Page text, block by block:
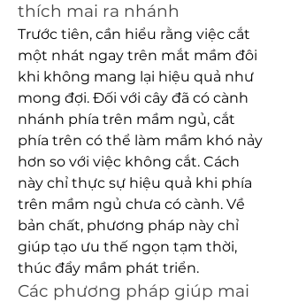
thích mai ra nhánh
Trước tiên, cần hiểu rằng việc cắt
một nhát ngay trên mắt mầm đôi
khi không mang lại hiệu quả như
mong đợi. Đối với cây đã có cành
nhánh phía trên mầm ngủ, cắt
phía trên có thể làm mầm khó nảy
hơn so với việc không cắt. Cách
này chỉ thực sự hiệu quả khi phía
trên mầm ngủ chưa có cành. Về
bản chất, phương pháp này chỉ
giúp tạo ưu thế ngọn tạm thời,
thúc đẩy mầm phát triển.
Các phương pháp giúp mai